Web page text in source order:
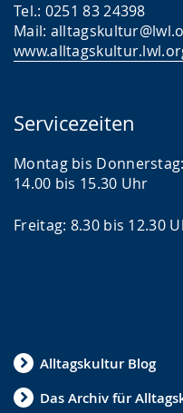
Tel.: 0251 83 24398
Mail:
Servicezeiten
Montag bis
14.00 bis 15.30 Uhr
Freitag: 8.30 bis 12.30
Alltagskultur Blog
Das Archiv für